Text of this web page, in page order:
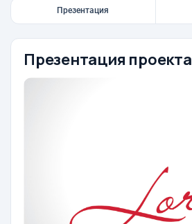
Презентация
Презентация проекта